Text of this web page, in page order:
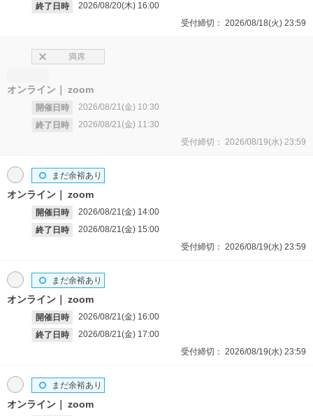
終了日時
2026/08/20(木) 16:00
受付締切： 2026/08/18(火) 23:59
オンライン zoom
開催日時 2026/08/21(金) 10:30
終了日時
2026/08/21(金) 11:30
満席
受付締切： 2026/08/19(水) 23:59
オンライン zoom
開催日時 2026/08/21(金) 14:00
終了日時
2026/08/21(金) 15:00
まだ余裕あり
受付締切： 2026/08/19(水) 23:59
オンライン zoom
開催日時 2026/08/21(金) 16:00
終了日時
2026/08/21(金) 17:00
まだ余裕あり
受付締切： 2026/08/19(水) 23:59
オンライン zoom
まだ余裕あり